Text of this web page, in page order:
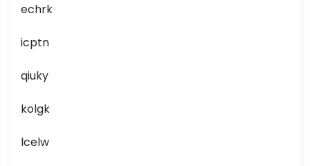
echrk
icptn
qiuky
kolgk
lcelw